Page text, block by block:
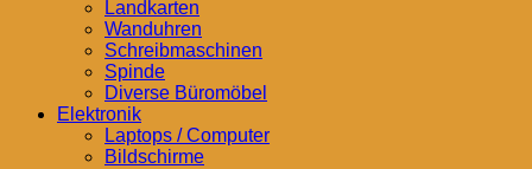
Landkarten
Wanduhren
Schreibmaschinen
Spinde
Diverse Büromöbel
Elektronik
Laptops / Computer
Bildschirme